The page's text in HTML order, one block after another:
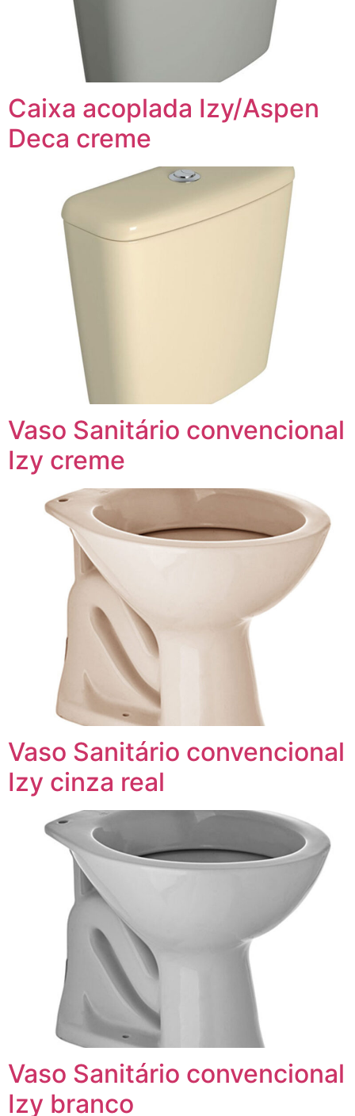
Caixa acoplada Izy/Aspen
Deca creme
Vaso Sanitário convencional
Izy creme
Vaso Sanitário convencional
Izy cinza real
Vaso Sanitário convencional
Izy branco